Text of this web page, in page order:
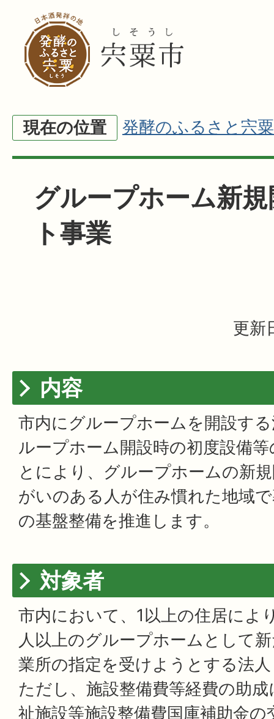
現在の位置 発酵のふるさと宍粟
グループホーム新
ト事業
更新
内容
市内にグループホームを開設す
ループホーム開設時の初度設備
とにより、グループホームの新
がいのある人が住み慣れた地域
の基盤整備を推進します。
対象者
市内において、1以上の住居によ
人以上のグループホームとして
業所の指定を受けようとする法人
ただし、施設整備費等経費の助
祉施設等施設整備費国庫補助金